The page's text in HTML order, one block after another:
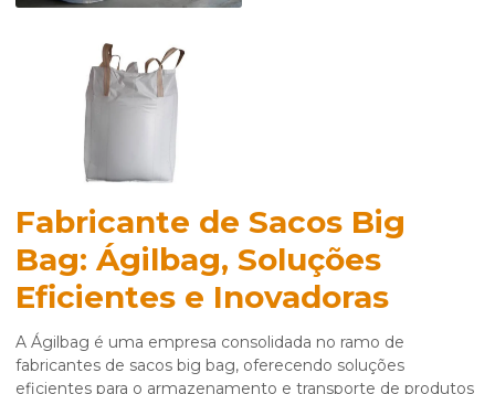
Fabricante de Sacos Big
Bag: Ágilbag, Soluções
Eficientes e Inovadoras
A Ágilbag é uma empresa consolidada no ramo de
fabricantes de sacos big bag, oferecendo soluções
eficientes para o armazenamento e transporte de produtos